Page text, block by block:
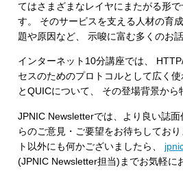
てはさまざまなレイヤにまたがる形
す。 そのサービスを支える人材の育
題や原因など、 示唆に富む多くのお
インターネット10分講座では、
セスのためのプロトコルとして広く
とQUICについて、 その登場背景から
JPNIC Newsletterでは、より良い誌
らのご意見・ご要望をお待ちしてお
ト以外にも何かございましたら、
(JPNIC Newsletter担当)までお気軽に